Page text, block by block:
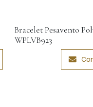
Bracelet Pesavento
WPLVB923